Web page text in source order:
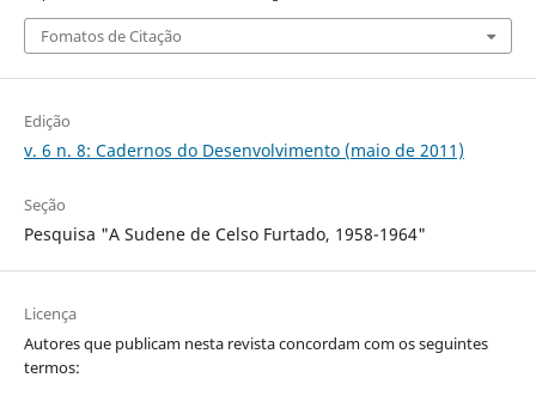
Fomatos de Citação
Edição
v. 6 n. 8: Cadernos do Desenvolvimento (maio de 2011)
Seção
Pesquisa "A Sudene de Celso Furtado, 1958-1964"
Licença
Autores que publicam nesta revista concordam com os seguintes
termos: